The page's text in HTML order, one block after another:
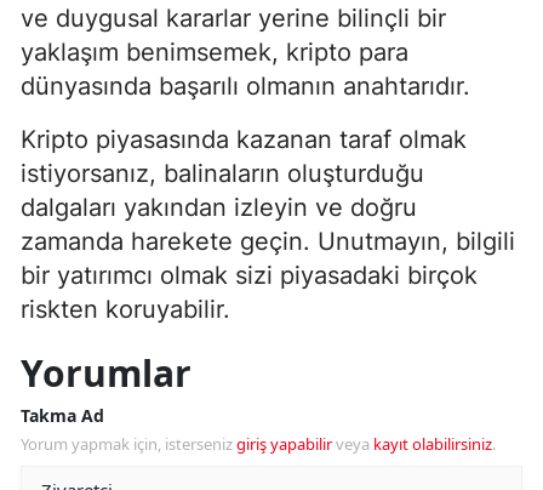
ve duygusal kararlar yerine bilinçli bir
yaklaşım benimsemek, kripto para
dünyasında başarılı olmanın anahtarıdır.
Kripto piyasasında kazanan taraf olmak
istiyorsanız, balinaların oluşturduğu
dalgaları yakından izleyin ve doğru
zamanda harekete geçin. Unutmayın, bilgili
bir yatırımcı olmak sizi piyasadaki birçok
riskten koruyabilir.
Yorumlar
Takma Ad
Yorum yapmak için, istersenizgiriş yapabilirveya kayıt olabilirsiniz.